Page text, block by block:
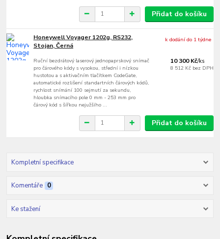
Přidat do košíku
Honeywell Voyager 1202g, RS232,
Stojan, Černá
Ruční bezdrátový laserový jednopaprskový snímač
pro čárového kódy s vysokou, střední i nízkou
hustotou a s aktivačním tlačítkem CodeGate,
automatické rozlišení standartních čárových kódů,
rychlost snímání 100 sejmutí za sekundu,
hloubka snímacího pole 0 mm - 253 mm pro
čárový kód s šířkou nejužšího ...
10 300 Kč/ks
8 512 Kč bez DPH
k dodání do 1 týdne
Přidat do košíku
Kompletní specifikace
Komentáře 0
Ke stažení